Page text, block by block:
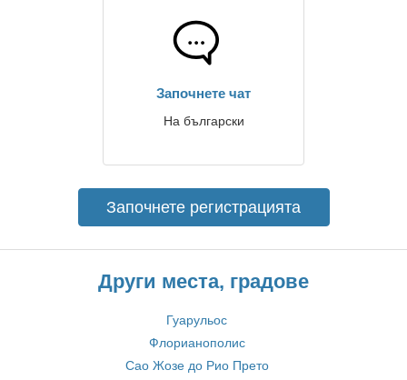
Започнете чат
На български
Започнете регистрацията
Други места, градове
Гуарульос
Флорианополис
Сао Жозе до Рио Прето